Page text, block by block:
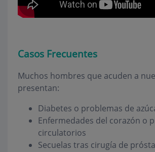
Casos Frecuentes
Muchos hombres que acuden a
presentan:
Diabetes o problemas de
Enfermedades del corazón o
circulatorios
Secuelas tras cirugía de